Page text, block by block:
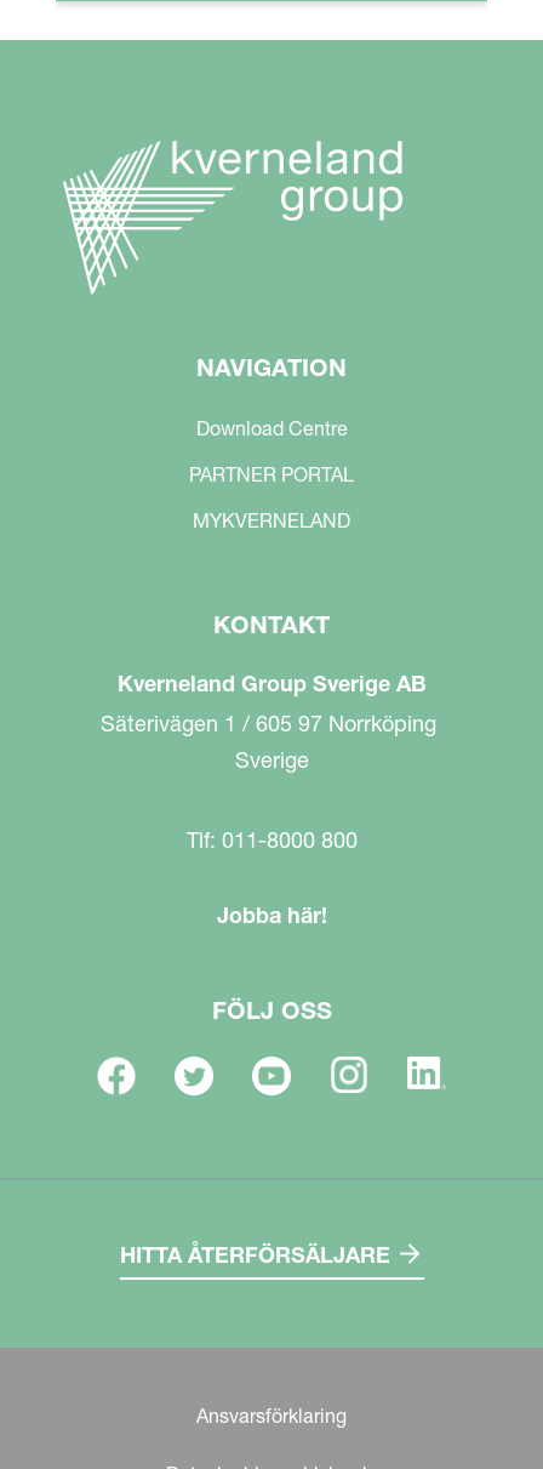
NAVIGATION
Download Centre
PARTNER PORTAL
MYKVERNELAND
KONTAKT
Kverneland Group Sverige AB
Säterivägen 1 / 605 97 Norrköping
Sverige
Tlf: 011-8000 800
Jobba här!
FÖLJ OSS
HITTA ÅTERFÖRSÄLJARE
Ansvarsförklaring